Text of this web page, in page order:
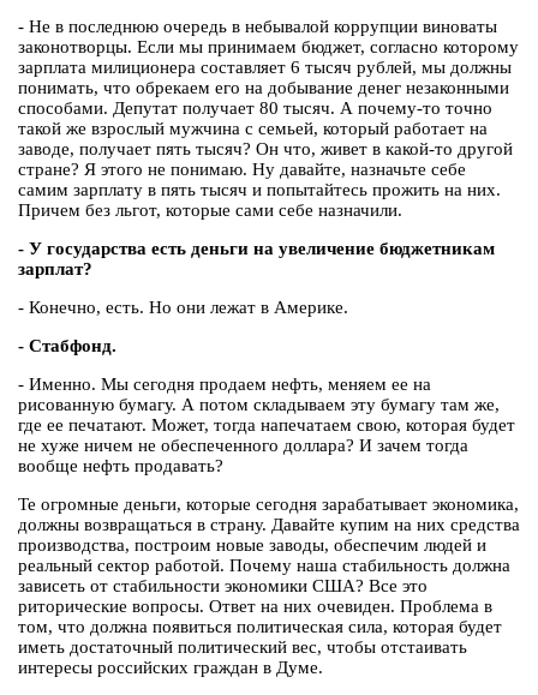
- Не в последнюю очередь в небывалой коррупции виноваты
законотворцы. Если мы принимаем бюджет, согласно которому
зарплата милиционера составляет 6 тысяч рублей, мы должны
понимать, что обрекаем его на добывание денег незаконными
способами. Депутат получает 80 тысяч. А почему-то точно
такой же взрослый мужчина с семьей, который работает на
заводе, получает пять тысяч? Он что, живет в какой-то другой
стране? Я этого не понимаю. Ну давайте, назначьте себе
самим зарплату в пять тысяч и попытайтесь прожить на них.
Причем без льгот, которые сами себе назначили.
- У государства есть деньги на увеличение бюджетникам
зарплат?
- Конечно, есть. Но они лежат в Америке.
- Стабфонд.
- Именно. Мы сегодня продаем нефть, меняем ее на
рисованную бумагу. А потом складываем эту бумагу там же,
где ее печатают. Может, тогда напечатаем свою, которая будет
не хуже ничем не обеспеченного доллара? И зачем тогда
вообще нефть продавать?
Те огромные деньги, которые сегодня зарабатывает экономика,
должны возвращаться в страну. Давайте купим на них средства
производства, построим новые заводы, обеспечим людей и
реальный сектор работой. Почему наша стабильность должна
зависеть от стабильности экономики США? Все это
риторические вопросы. Ответ на них очевиден. Проблема в
том, что должна появиться политическая сила, которая будет
иметь достаточный политический вес, чтобы отстаивать
интересы российских граждан в Думе.